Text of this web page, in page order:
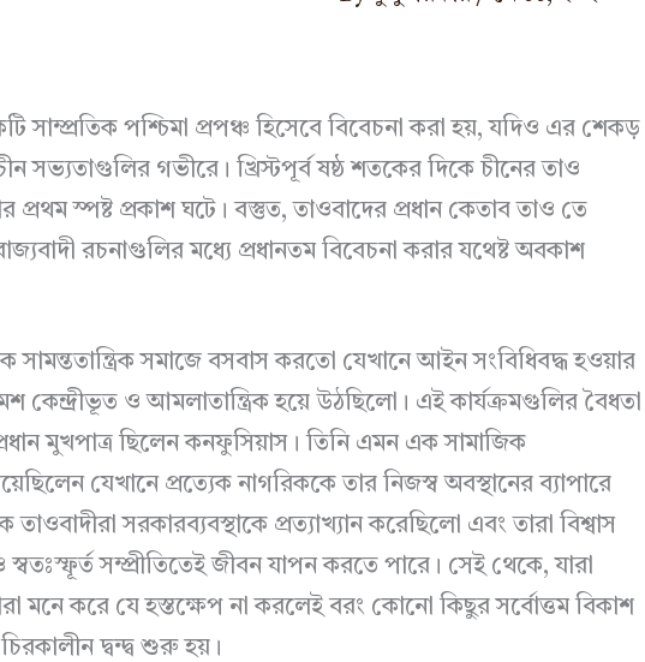
সাম্প্রতিক পশ্চিমা প্রপঞ্চ হিসেবে বিবেচনা করা হয়, যদিও এর শেকড়
সভ্যতাগুলির গভীরে। খ্রিস্টপূর্ব ষষ্ঠ শতকের দিকে চীনের তাও
প্রথম স্পষ্ট প্রকাশ ঘটে। বস্তুত, তাওবাদের প্রধান কেতাব তাও তে
রচনাগুলির মধ্যে প্রধানতম বিবেচনা করার যথেষ্ট অবকাশ
সামন্ততান্ত্রিক সমাজে বসবাস করতো যেখানে আইন সংবিধিবদ্ধ হওয়ার
কেন্দ্রীভূত ও আমলাতান্ত্রিক হয়ে উঠছিলো। এই কার্যক্রমগুলির বৈধতা
মুখপাত্র ছিলেন কনফুসিয়াস। তিনি এমন এক সামাজিক
যেখানে প্রত্যেক নাগরিককে তার নিজস্ব অবস্থানের ব্যাপারে
সরকারব্যবস্থাকে প্রত্যাখ্যান করেছিলো এবং তারা বিশ্বাস
সম্প্রীতিতেই জীবন যাপন করতে পারে। সেই থেকে, যারা
মনে করে যে হস্তক্ষেপ না করলেই বরং কোনো কিছুর সর্বোত্তম বিকাশ
দ্বন্দ্ব শুরু হয়।